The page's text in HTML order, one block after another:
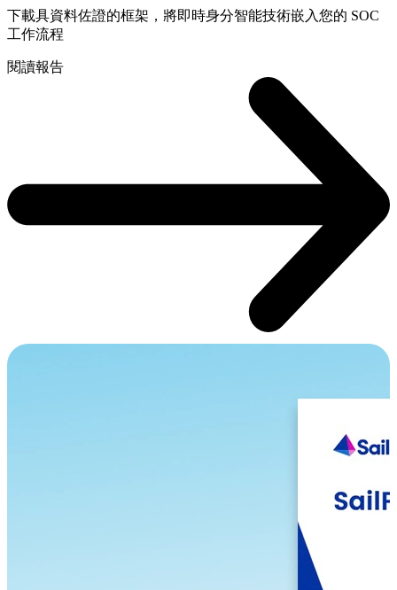
下載具資料佐證的框架，將即時身分智能技術嵌入您的 SOC
工作流程
閱讀報告